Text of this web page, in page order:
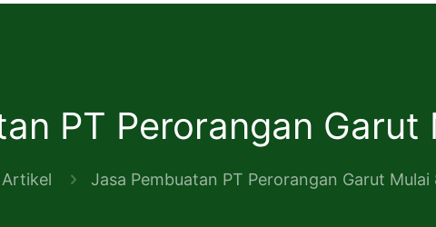
PT Perorangan
Artikel Jasa Pembuatan PT Perorangan Garut